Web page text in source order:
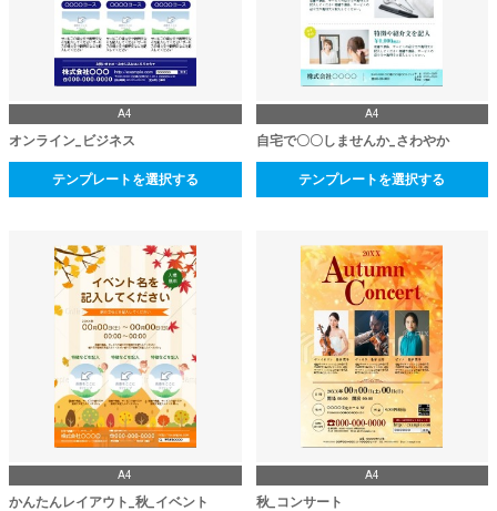
A4
オンライン_ビジネス
テンプレートを選択する
A4
自宅で〇〇しませんか_さわやか
テンプレートを選択する
A4
かんたんレイアウト_秋_イベント
A4
秋_コンサート